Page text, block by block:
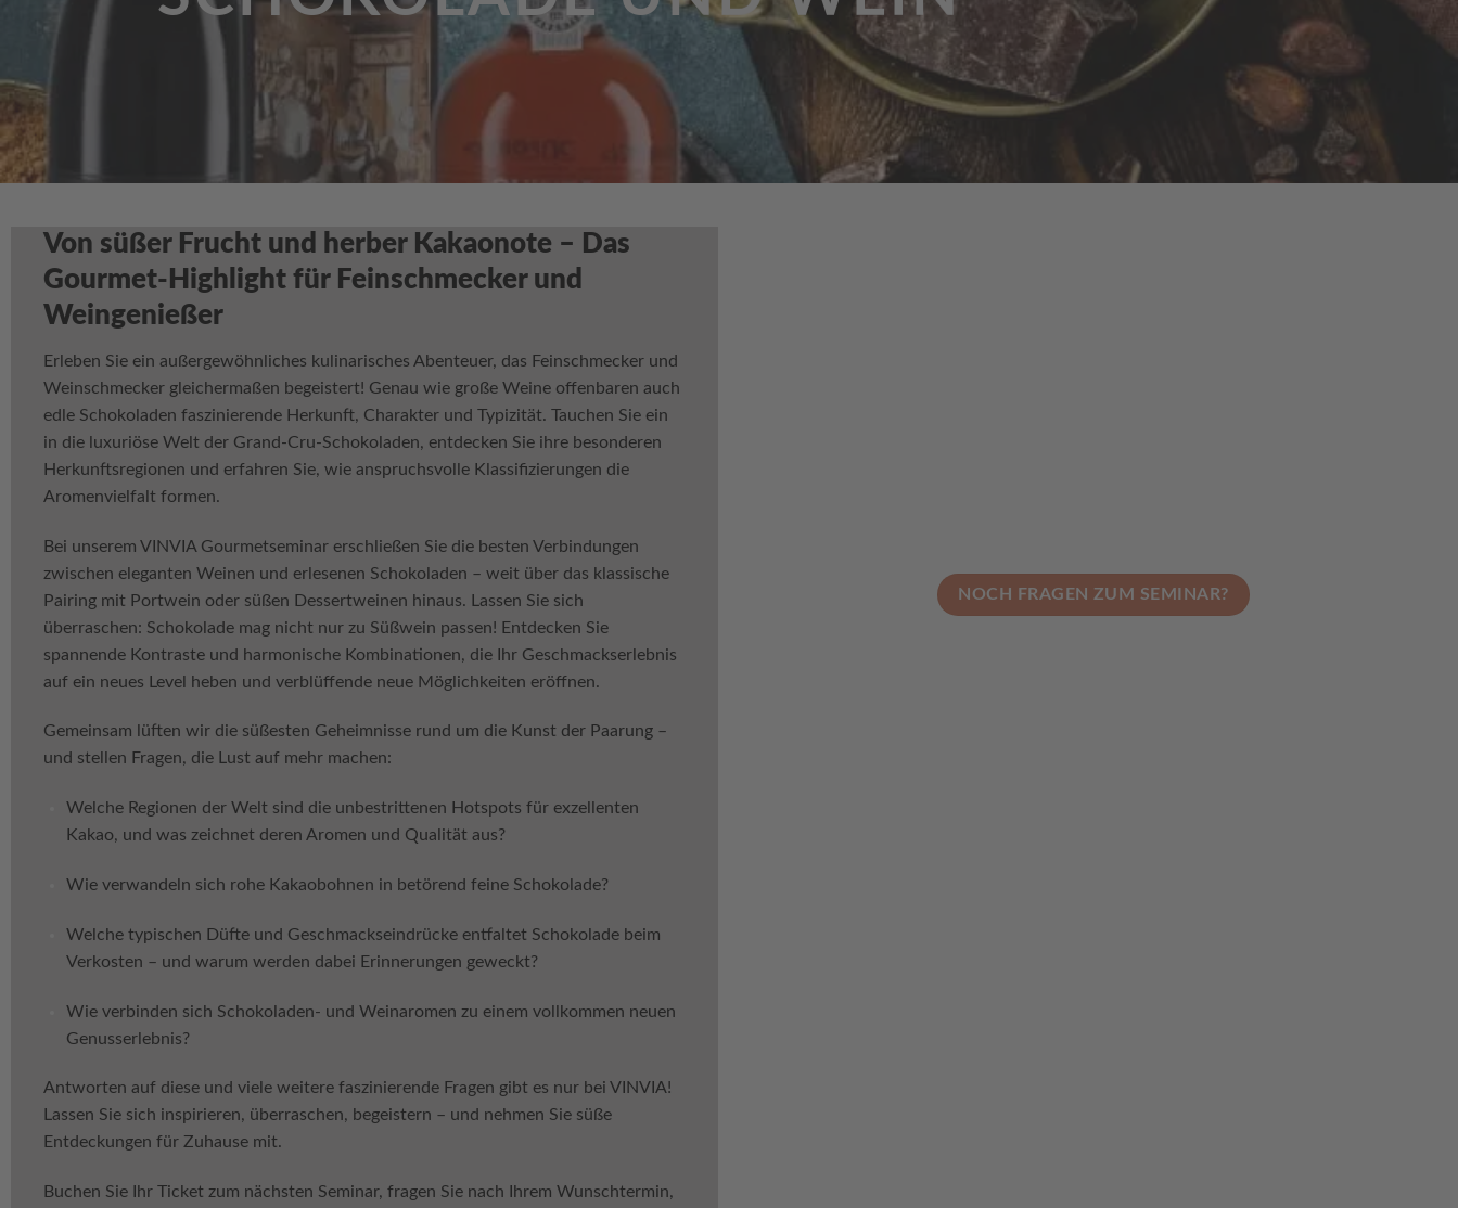
Von süßer Frucht und herber Kakaonote – Das
Gourmet-Highlight für Feinschmecker und
Weingenießer
Erleben Sie ein außergewöhnliches kulinarisches Abenteuer, das Feinschmecker und
Weinschmecker gleichermaßen begeistert! Genau wie große Weine offenbaren auch
edle Schokoladen faszinierende Herkunft, Charakter und Typizität. Tauchen Sie ein
in die luxuriöse Welt der Grand-Cru-Schokoladen, entdecken Sie ihre besonderen
Herkunftsregionen und erfahren Sie, wie anspruchsvolle Klassifizierungen die
Aromenvielfalt formen.
Bei unserem VINVIA Gourmetseminar erschließen Sie die besten Verbindungen
zwischen eleganten Weinen und erlesenen Schokoladen – weit über das klassische
Pairing mit Portwein oder süßen Dessertweinen hinaus. Lassen Sie sich
überraschen: Schokolade mag nicht nur zu Süßwein passen! Entdecken Sie
spannende Kontraste und harmonische Kombinationen, die Ihr Geschmackserlebnis
auf ein neues Level heben und verblüffende neue Möglichkeiten eröffnen.
Gemeinsam lüften wir die süßesten Geheimnisse rund um die Kunst der Paarung –
und stellen Fragen, die Lust auf mehr machen:
Welche Regionen der Welt sind die unbestrittenen Hotspots für exzellenten
Kakao, und was zeichnet deren Aromen und Qualität aus?
Wie verwandeln sich rohe Kakaobohnen in betörend feine Schokolade?
Welche typischen Düfte und Geschmackseindrücke entfaltet Schokolade beim
Verkosten – und warum werden dabei Erinnerungen geweckt?
Wie verbinden sich Schokoladen- und Weinaromen zu einem vollkommen neuen
Genusserlebnis?
Antworten auf diese und viele weitere faszinierende Fragen gibt es nur bei VINVIA!
Lassen Sie sich inspirieren, überraschen, begeistern – und nehmen Sie süße
Entdeckungen für Zuhause mit.
Buchen Sie Ihr Ticket zum nächsten Seminar, fragen Sie nach Ihrem Wunschtermin,
NOCH FRAGEN ZUM SEMINAR?